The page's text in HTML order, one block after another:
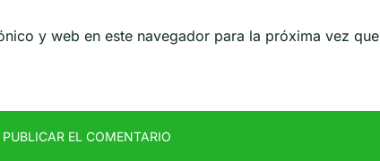
y web en este navegador para la próxima vez que